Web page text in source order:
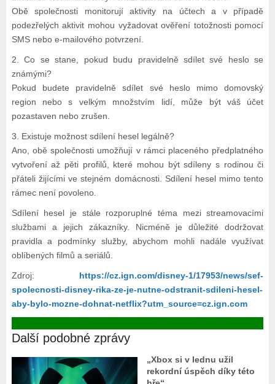
Obě společnosti monitorují aktivity na účtech a v případě
podezřelých aktivit mohou vyžadovat ověření totožnosti pomocí
SMS nebo e-mailového potvrzení.
2. Co se stane, pokud budu pravidelně sdílet své heslo se
známými?
Pokud budete pravidelně sdílet své heslo mimo domovský
region nebo s velkým množstvím lidí, může být váš účet
pozastaven nebo zrušen.
3. Existuje možnost sdílení hesel legálně?
Ano, obě společnosti umožňují v rámci placeného předplatného
vytvoření až pěti profilů, které mohou být sdíleny s rodinou či
přáteli žijícími ve stejném domácnosti. Sdílení hesel mimo tento
rámec není povoleno.
Sdílení hesel je stále rozporuplné téma mezi streamovacími
službami a jejich zákazníky. Nicméně je důležité dodržovat
pravidla a podmínky služby, abychom mohli nadále využívat
oblíbených filmů a seriálů.
Zdroj: https://cz.ign.com/disney-1/17953/news/sef-
spolecnosti-disney-rika-ze-je-nutne-odstranit-sdileni-hesel-
aby-bylo-mozne-dohnat-netflix?utm_source=cz.ign.com
Další podobné zprávy
„Xbox si v lednu užil
rekordní úspěch díky této